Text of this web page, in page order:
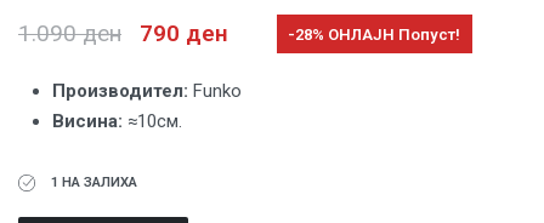
1.090ден 790 ден -28% ОНЛАЈН Попуст!
Производител: Funko
Висина: ≈10см.
1 НА ЗАЛИХА